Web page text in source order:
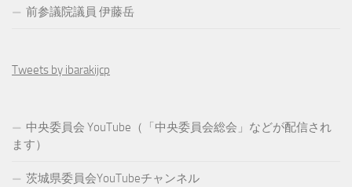
前参議院議員 伊藤岳
Tweets by ibarakijcp
中央委員会 YouTube（「中央委員会総会」などが配信され
ます）
茨城県委員会YouTubeチャンネル